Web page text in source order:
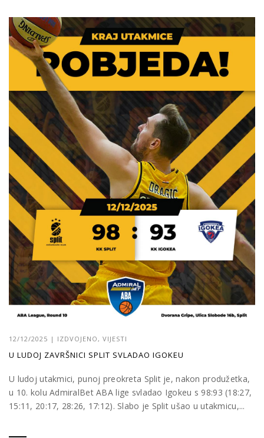
12/12/2025 | IZDVOJENO , VIJESTI
U LUDOJ ZAVRŠNICI SPLIT SVLADAO IGOKEU
U ludoj utakmici, punoj preokreta Split je, nakon produžetka,
u 10. kolu AdmiralBet ABA lige svladao Igokeu s 98:93 (18:27,
15:11, 20:17, 28:26, 17:12). Slabo je Split ušao u utakmicu,...